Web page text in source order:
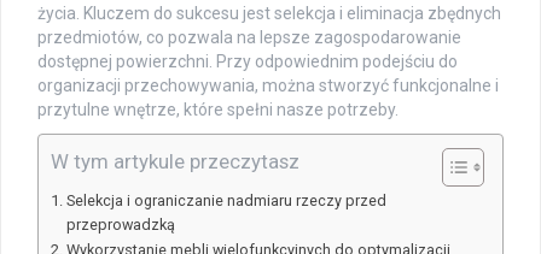
życia. Kluczem do sukcesu jest selekcja i eliminacja zbędnych
przedmiotów, co pozwala na lepsze zagospodarowanie
dostępnej powierzchni. Przy odpowiednim podejściu do
organizacji przechowywania, można stworzyć funkcjonalne i
przytulne wnętrze, które spełni nasze potrzeby.
W tym artykule przeczytasz
Selekcja i ograniczanie nadmiaru rzeczy przed
przeprowadzką
Wykorzystanie mebli wielofunkcyjnych do optymalizacji